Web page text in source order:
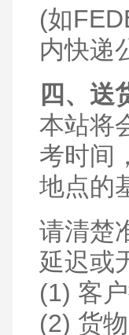
(如
内快递
四、送
本站将
考时间
地点的
请清楚
延迟或
(1) 客
(2) 货